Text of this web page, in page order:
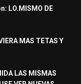
LO.MISMO DE
MAS TETAS Y
LAS MISMAS